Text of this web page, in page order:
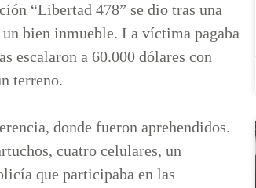
“Libertad 478” se dio tras una
bien inmueble. La víctima pagaba
escalaron a 60.000 dólares con
terreno.
donde fueron aprehendidos.
cuatro celulares, un
que participaba en las